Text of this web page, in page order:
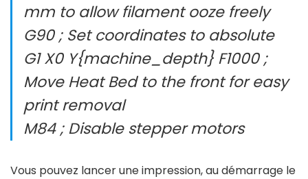
mm to allow filament ooze freely
G90 ; Set coordinates to absolute
G1 X0 Y{machine_depth} F1000 ;
Move Heat Bed to the front for easy
print removal
M84 ; Disable stepper motors
Vous pouvez lancer une impression, au démarrage le